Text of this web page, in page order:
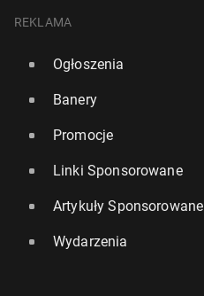
REKLAMA
Ogłoszenia
Banery
Promocje
Linki Sponsorowane
Artykuły Sponsorowane
Wydarzenia